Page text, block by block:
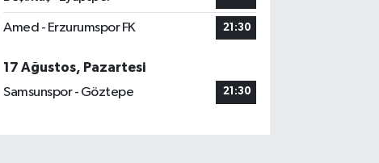
Amed - Erzurumspor FK 21:30
17 Ağustos, Pazartesi
Samsunspor - Göztepe
21:30